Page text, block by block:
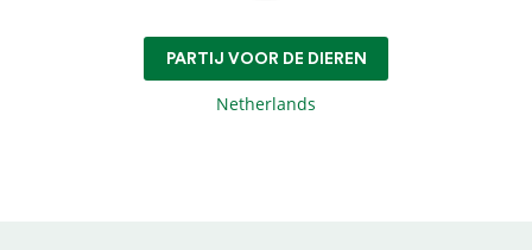
PARTIJ VOOR DE DIEREN
Netherlands